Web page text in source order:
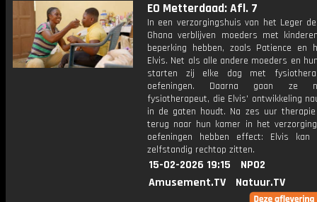
EO Metterdaad: Afl. 7
In een verzorgingshuis van het Leger
Ghana verblijven moeders met
beperking hebben, zoals Patience en
Elvis. Net als alle andere moeders en
starten zij elke dag met
oefeningen. Daarna gaan ze
fysiotherapeut, die Elvis' ontwikkeling
in de gaten houdt. Na zes uur
terug naar hun kamer in het
oefeningen hebben effect: Elvis kan
zelfstandig rechtop zitten.
15-02-2026 19:15
NPO2
Amusement.TV
Natuur.TV